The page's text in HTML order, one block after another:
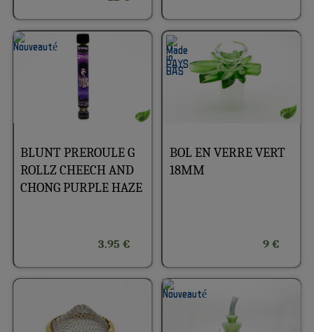
BLUNT PREROULE G
ROLLZ CHEECH AND
CHONG PURPLE HAZE
3.95 €
BOL EN VERRE VERT
18MM
9 €